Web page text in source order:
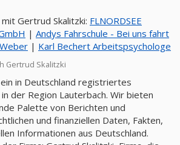
Gertrud Skalitzki: FLNORDSEE
| Andys Fahrschule - Bei uns fahrt
| Karl Bechert Arbeitspsychologe
Gertrud Skalitzki
in Deutschland registriertes
der Region Lauterbach. Wir bieten
Palette von Berichten und
und finanziellen Daten, Fakten,
Informationen aus Deutschland.